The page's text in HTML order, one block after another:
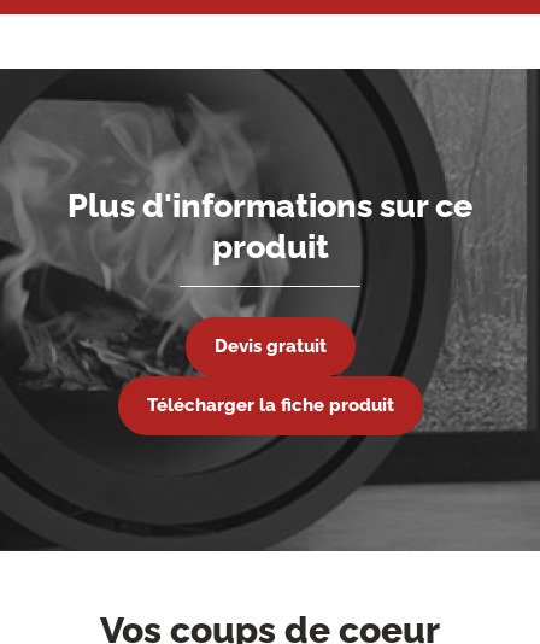
Plus d'informations sur ce
produit
Devis gratuit
Télécharger la fiche produit
Vos coups de coeur